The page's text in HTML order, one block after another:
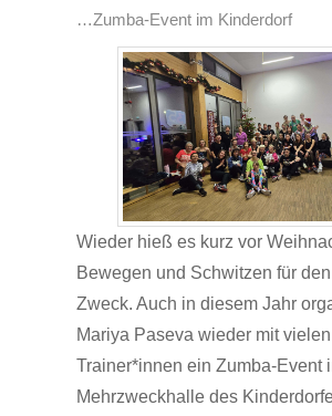
…Zumba-Event im Kinderdorf
Wieder hieß es kurz vor
Bewegen und Schwitzen für
Zweck. Auch in diesem Jahr
Mariya Paseva wieder mit vielen
Trainer*innen ein Zumba-Event
Mehrzweckhalle des